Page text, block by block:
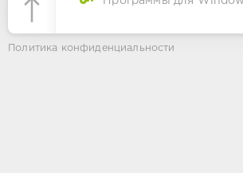
Политика конфиденциальности